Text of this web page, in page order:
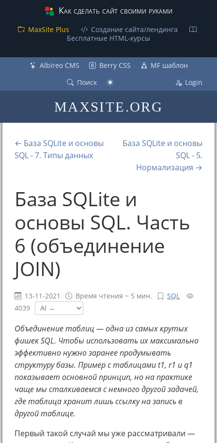
Как сделать сайт своими руками
MaxSite Plus
Создание сайта/лендинга
Бесплатные НТML-курсы
MAXSITE.ORG
Albireo CMS Berry CSS
MF шаблон
Поиск
Login
← База SQLite и основы
SQL - 7. Типы данных
База SQLite и основы
SQL - 5.
Нормализация →
База SQLite и
основы SQL. Часть
6 (объединение
JOIN)
13-11-2021 Время чтения ~ 5 мин.
SQL
4039
Объединение таблиц — одна из самых крутых
фишек SQL. Чтобы использовать их максимально
эффективно нужно заранее продумывать
структуру базы. Пример с таблицами t1, r1 и q1
показывает основной принцип, но на практике
чаще мы сталкиваемся с немного другой задачей,
где таблица хранит лишь ссылку на запись в
другой таблице.
Первый такой случай мы уже рассматривали —